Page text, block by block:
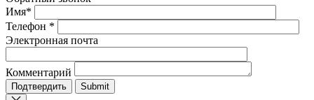
Имя*
Телефон *
Электронная почта
Комментарий
Подтвердить